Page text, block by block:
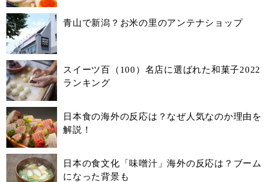
青山で新潟？お米の里のアンテナショップ
スイーツ百（100）名店に選ばれた和菓子2022
ランキング
日本食の海外の反応は？なぜ人気なのか理由を
解説！
日本の食文化「味噌汁」海外の反応は？ブーム
になった背景も